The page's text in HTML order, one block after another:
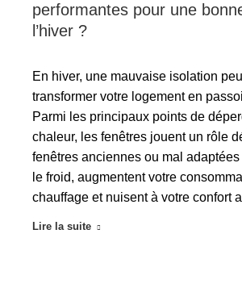
performantes pour une
l’hiver ?
En hiver, une mauvaise isolation
transformer votre logement en
Parmi les principaux points de
chaleur, les fenêtres jouent un rôle
fenêtres anciennes ou mal
le froid, augmentent votre
chauffage et nuisent à votre confort
Lire la suite